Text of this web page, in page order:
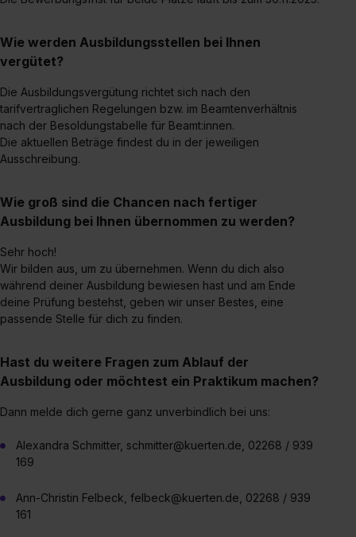
Einzelfall bei dem jeweiligen Inhalt erteilen. Willst du nur
bestimmte Verwendungszwecke zulassen, triff deine
Auswahl über die Checkboxen und klick auf „Auswahl
erlauben“. Die Einwilligung zur Platzierung von Cookies
der Kategorien „Präferenzen“, „Statistiken“ und „Social
Media und Marketing“ umfasst hierbei die Einwilligung
zur Übermittlung deiner Daten in die USA (Art. 49 Abs. 1
angemessenes Datenschutzniveau (EuGH – Schrems
II). Du kannst die von dir erteilte Einwilligung jederzeit mit
Datenschutzerklärung unter dem Punkt „Datenschutz-
Einstellungen“ widerrufen. Weitere Informationen zu den
einzelnen Cookies findest du durch Klick auf „Details
zeigen“. Weitere Informationen:
Wie werden Ausbildungsstellen bei Ihnen
vergütet?
Die Ausbildungsvergütung richtet sich nach den
tarifvertraglichen Regelungen bzw. im Beamtenverhältnis
nach der Besoldungstabelle für Beamt:innen.
Die aktuellen Beträge findest du in der jeweiligen
Ausschreibung.
Wie groß sind die Chancen nach fertiger
Ausbildung bei Ihnen übernommen zu werden?
Sehr hoch!
Wir bilden aus, um zu übernehmen. Wenn du dich also
während deiner Ausbildung bewiesen hast und am Ende
deine Prüfung bestehst, geben wir unser Bestes, eine
passende Stelle für dich zu finden.
Hast du weitere Fragen zum Ablauf der
Ausbildung oder möchtest ein Praktikum machen?
Dann melde dich gerne ganz unverbindlich bei uns:
Alexandra Schmitter, schmitter@kuerten.de, 02268 / 939
169
Ann-Christin Felbeck, felbeck@kuerten.de, 02268 / 939
161